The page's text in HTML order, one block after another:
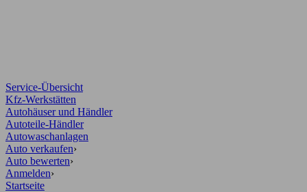
Service-Übersicht
Kfz-Werkstätten
Autohäuser und Händler
Autoteile-Händler
Autowaschanlagen
Auto verkaufen›
Auto bewerten›
Anmelden›
Startseite